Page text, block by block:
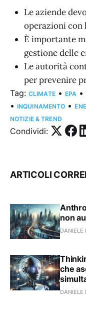
Le aziende
operazioni con
È importante
gestione delle
Le autorità
per prevenire
Tag: CLIMATE • EPA •
• INQUINAMENTO •
NOTIZIE & TREND
Condividi:
ARTICOLI
non
DANIELE
che
DANIELE